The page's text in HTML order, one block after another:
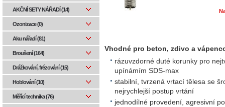
Vhodné pro beton, zdivo a
rázuvzdorné duté korunky pro
upínámím SDS-max
stabilní, tvrzená vrtací tělesa se
nejrychlejší postup vrtání
jednodílné provedení, agresivní
AKČNÍ SETY NÁŘADÍ (14)
Ozonizace (0)
Aku nářadí (81)
Broušení (164)
Drážkování, frézování (15)
Hoblování (10)
Měřící technika (76)